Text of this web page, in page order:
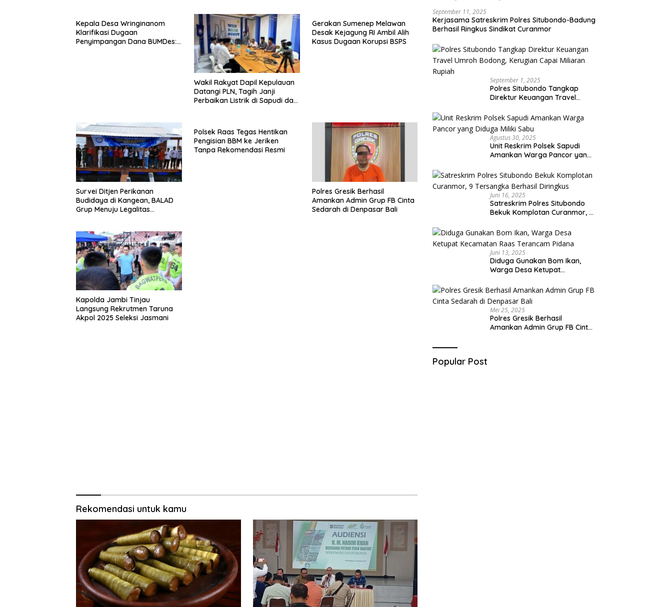
Kepala Desa Wringinanom
Klarifikasi Dugaan
Penyimpangan Dana BUMDes:
Wakil Rakyat Dapil Kepulauan
Datangi PLN, Tagih Janji
Perbaikan Listrik di Sapudi dan
Gerakan Sumenep Melawan
Desak Kejagung RI Ambil Alih
Kasus Dugaan Korupsi BSPS
Survei Ditjen Perikanan
Budidaya di Kangean, BALAD
Grup Menuju Legalitas
Polsek Raas Tegas Hentikan
Pengisian BBM ke Jeriken
Tanpa Rekomendasi Resmi
Polres Gresik Berhasil
Amankan Admin Grup FB Cinta
Sedarah di Denpasar Bali
Kapolda Jambi Tinjau
Langsung Rekrutmen Taruna
Akpol 2025 Seleksi Jasmani
Rekomendasi untuk kamu
September 11, 2025
Kerjasama Satreskrim Polres Situbondo-Badung
Berhasil Ringkus Sindikat Curanmor
September 1, 2025
Polres Situbondo Tangkap
Direktur Keuangan Travel
Capai Miliaran Rupiah
Agustus 30, 2025
Unit Reskrim Polsek Sapudi
Amankan Warga Pancor yang
Juni 16, 2025
Satreskrim Polres Situbondo
Bekuk Komplotan Curanmor, 9
Juni 13, 2025
Diduga Gunakan Bom Ikan,
Warga Desa Ketupat
Pidana
Mei 25, 2025
Polres Gresik Berhasil
Amankan Admin Grup FB Cinta
Popular Post